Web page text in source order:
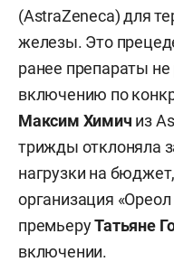
(AstraZeneca) для
железы. Это
ранее препараты
включению по
Максим Химич из
трижды отклоняла
нагрузки на
организация
премьеруТатьяне
включении.